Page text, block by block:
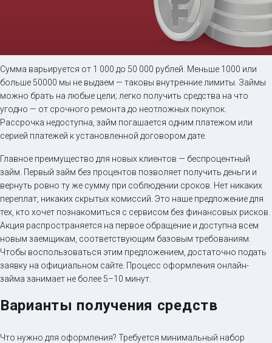
Сумма до50 000₽
Срок от 5до 30 дня
Получить
Сумма варьируется от 1 000 до 50 000 рублей. Меньше 1000 или
больше 50000 мы не выдаем — таковы внутренние лимиты. Займы
можно брать на любые цели; легко получить средства на что
угодно — от срочного ремонта до неотложных покупок.
Рассрочка недоступна, займ погашается одним платежом или
серией платежей к установленной договором дате.
Главное преимущество для новых клиентов — беспроцентный
займ. Первый займ без процентов позволяет получить деньги и
вернуть ровно ту же сумму при соблюдении сроков. Нет никаких
переплат, никаких скрытых комиссий. Это наше предложение для
тех, кто хочет познакомиться с сервисом без финансовых рисков.
Акция распространяется на первое обращение и доступна всем
новым заемщикам, соответствующим базовым требованиям.
Чтобы воспользоваться этим предложением, достаточно подать
заявку на официальном сайте. Процесс оформления онлайн-
займа занимает не более 5–10 минут.
Варианты получения средств
Что нужно для оформления? Требуется минимальный набор